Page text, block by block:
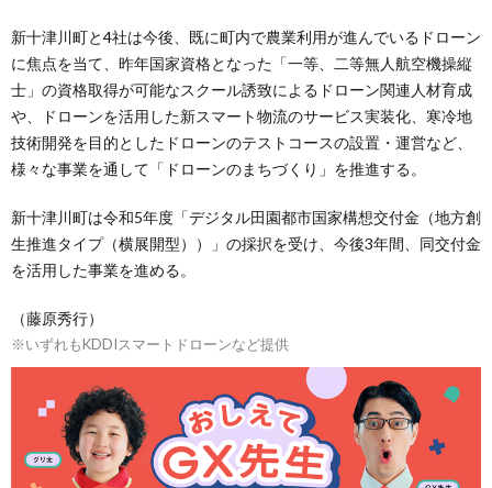
新十津川町と4社は今後、既に町内で農業利用が進んでいるドローン
に焦点を当て、昨年国家資格となった「一等、二等無人航空機操縦
士」の資格取得が可能なスクール誘致によるドローン関連人材育成
や、ドローンを活用した新スマート物流のサービス実装化、寒冷地
技術開発を目的としたドローンのテストコースの設置・運営など、
様々な事業を通して「ドローンのまちづくり」を推進する。
新十津川町は令和5年度「デジタル田園都市国家構想交付金（地方創
生推進タイプ（横展開型））」の採択を受け、今後3年間、同交付金
を活用した事業を進める。
（藤原秀行）
※いずれもKDDIスマートドローンなど提供